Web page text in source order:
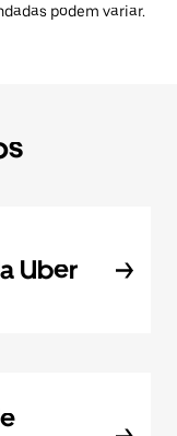
podem variar.
Uber